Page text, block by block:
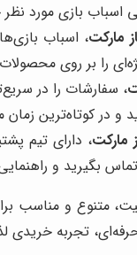
بازی مورد نظر
مارکت، اسباب
را بر روی
، سفارشات را در
در کوتاه‌ترین زمان
مارکت، دارای تیم
بگیرید و
متنوع و
تجربه